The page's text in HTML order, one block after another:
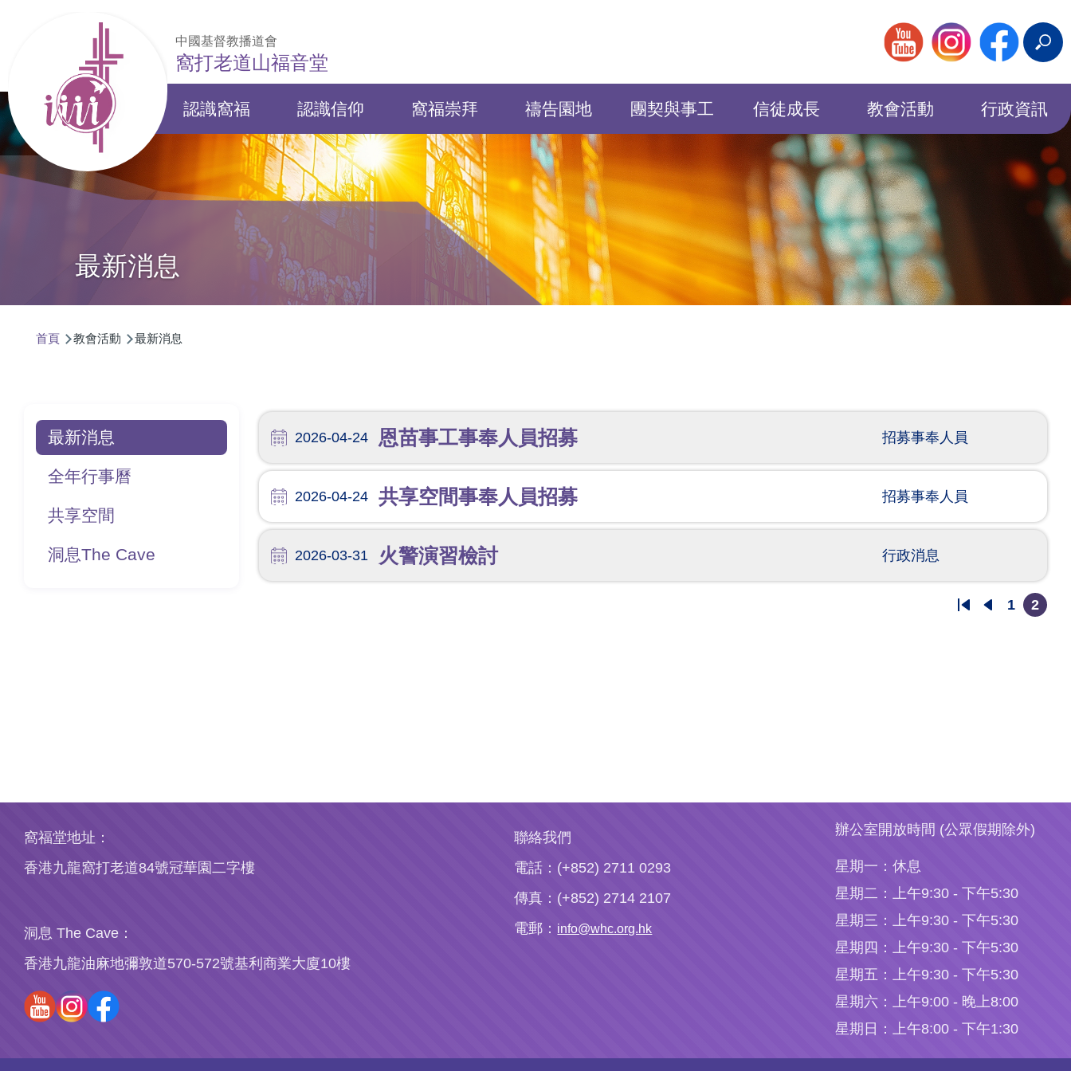
中國基督教播道會
窩打老道山福音堂
搜
尋
Main
navigation
認識窩福 認識信仰 窩福崇拜 禱告園地 團契與事工 信徒成長 教會活動 行政資訊
最新消息
導
結
首頁 教會活動 最新消息
2026-04-24 恩苗事工事奉人員招募 招募事奉人員
2026-04-24 共享空間事奉人員招募 招募事奉人員
2026-03-31 火警演習檢討 行政消息
Previous
1
目
2
Main
navigation
最新消息
全年行事曆
共享空間
洞息The Cave
窩福堂地址：
香港九龍窩打老道84號冠華園二字樓
洞息 The Cave：
香港九龍油麻地彌敦道570-572號基利商業大廈10樓
聯絡我們
電話：(+852) 2711 0293
傳真：(+852) 2714 2107
電郵： info@whc.org.hk
辦公室開放時間 (公眾假期除外)
星期一： 休息
星期二： 上午9:30 - 下午5:30
星期三： 上午9:30 - 下午5:30
星期四： 上午9:30 - 下午5:30
星期五： 上午9:30 - 下午5:30
星期六： 上午9:00 - 晚上8:00
星期日： 上午8:00 - 下午1:30